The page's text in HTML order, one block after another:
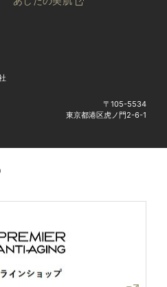
〒105-5534
東京都港区虎ノ門2-6-1